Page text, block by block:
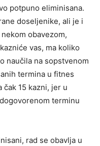
potpuno eliminisana.
doseljenike, ali je i
obavezom,
vas, ma koliko
naučila na sopstvenom
termina u fitnes
15 kazni, jer u
terminu
rad se obavlja u